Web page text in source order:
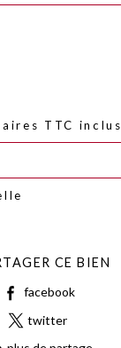
TTC inclus
CE BIEN
facebook
twitter